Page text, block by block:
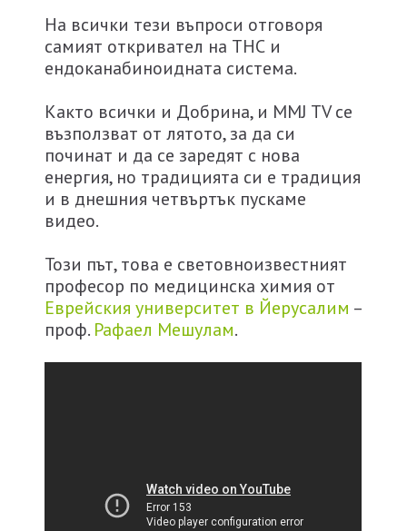
На всички тези въпроси отговоря
самият откривател на ТНС и
ендоканабиноидната система.
Както всички и Добрина, и MMJ TV се
възползват от лятото, за да си
починат и да се заредят с нова
енергия, но традицията си е традиция
и в днешния четвъртък пускаме
видео.
Този път, това е световноизвестният
професор по медицинска химия от
Еврейския университет в Йерусалим –
проф. Рафаел Мешулам.